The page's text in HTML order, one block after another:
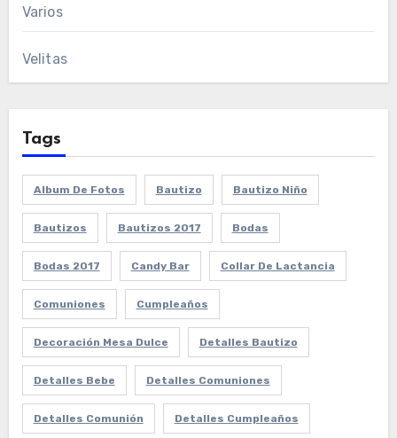
Varios
Velitas
Tags
Album De Fotos Bautizo Bautizo Niño
Bautizos Bautizos 2017 Bodas
Bodas 2017 Candy Bar Collar De Lactancia
Comuniones Cumpleaños
Decoración Mesa Dulce Detalles Bautizo
Detalles Bebe Detalles Comuniones
Detalles Comunión Detalles Cumpleaños